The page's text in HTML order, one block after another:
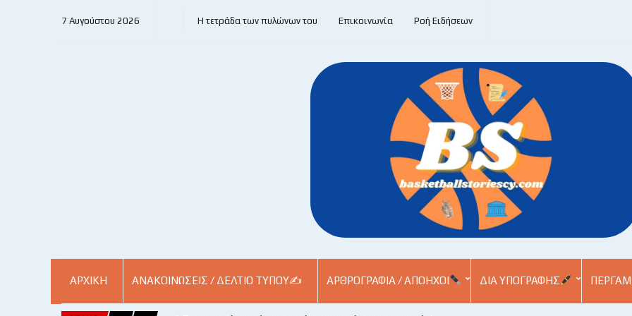
7 Αυγούστου 2026 Η τετράδα των πυλώνων του Επικοινωνία Ροή Ειδήσεων
ΑΡΧΙΚΗ ΑΝΑΚΟΙΝΏΣΕΙΣ / ΔΕΛΤΊΟ ΤΎΠΟΥ✍ ΑΡΘΡΟΓΡΑΦΊΑ / ΑΠΌΗΧΟΙ ΔΙΑ ΥΠΟΓΡΑΦΉΣ